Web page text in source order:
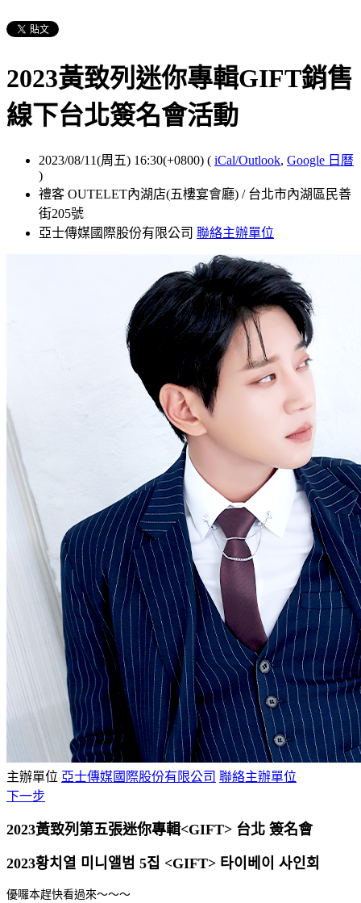
2023黃致列迷你專輯GIFT銷售
線下台北簽名會活動
2023/08/11(周五) 16:30(+0800) ( iCal/Outlook, Google 日曆
)
禮客 OUTELET內湖店(五樓宴會廳) / 台北市內湖區民善
街205號
亞士傳媒國際股份有限公司 聯絡主辦單位
主辦單位 亞士傳媒國際股份有限公司 聯絡主辦單位
下一步
2023黃致列第五張迷你專輯<GIFT> 台北 簽名會
2023황치열 미니앨범 5집 <GIFT> 타이베이 사인회
優囉本趕快看過來～～～